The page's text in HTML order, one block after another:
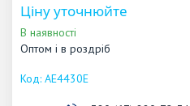
Ціну уточнюйте
В наявності
Оптом і в роздріб
AE4430E